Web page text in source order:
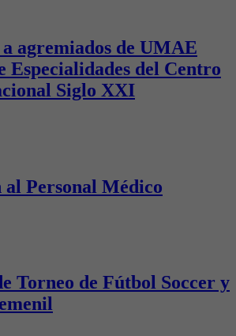
agremiados de UMAE
Especialidades del Centro
Siglo XXI
al Personal Médico
Torneo de Fútbol Soccer y